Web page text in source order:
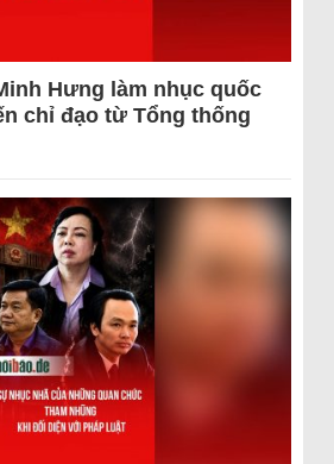
Hưng làm nhục quốc
chỉ đạo từ Tổng thống